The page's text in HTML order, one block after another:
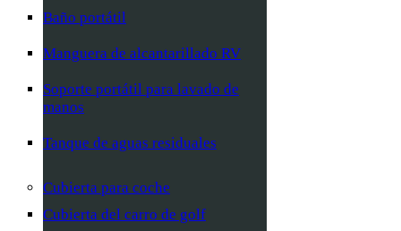
Baño portátil
Manguera de alcantarillado RV
Soporte portátil para lavado de
manos
Tanque de aguas residuales
Cubierta para coche
Cubierta del carro de golf